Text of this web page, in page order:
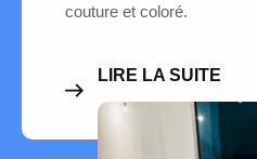
couture et coloré.
LIRE LA SUITE